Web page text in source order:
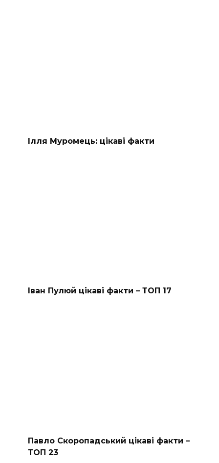
Ілля Муромець: цікаві факти
Іван Пулюй цікаві факти – ТОП 17
Павло Скоропадський цікаві факти –
ТОП 23